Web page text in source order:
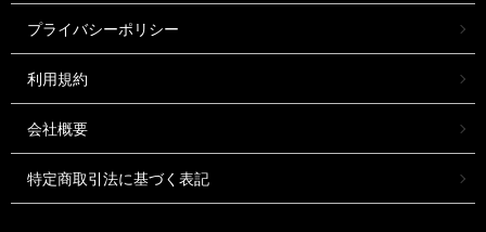
プライバシーポリシー
利用規約
会社概要
特定商取引法に基づく表記